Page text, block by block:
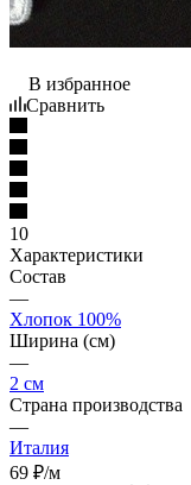
В избранное
Сравнить
10
Характеристики
Состав
—
Хлопок 100%
Ширина (см)
—
2 см
Страна производства
—
Италия
69 ₽/м